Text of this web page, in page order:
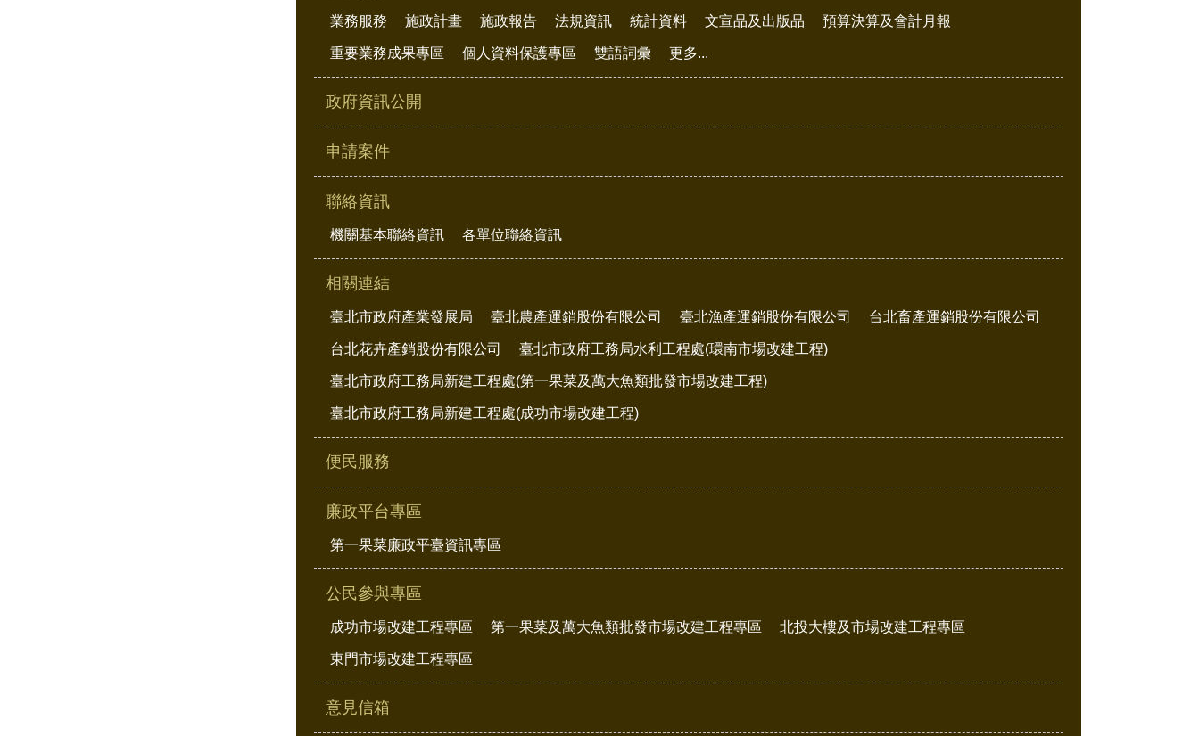
業務服務 施政計畫 施政報告 法規資訊 統計資料 文宣品及出版品 預算決算及會計月報
重要業務成果專區 個人資料保護專區 雙語詞彙 更多...
政府資訊公開
申請案件
聯絡資訊
機關基本聯絡資訊 各單位聯絡資訊
相關連結
臺北市政府產業發展局 臺北農產運銷股份有限公司 臺北漁產運銷股份有限公司 台北畜產運銷股份有限公司
台北花卉產銷股份有限公司 臺北市政府工務局水利工程處(環南市場改建工程)
臺北市政府工務局新建工程處(第一果菜及萬大魚類批發市場改建工程)
臺北市政府工務局新建工程處(成功市場改建工程)
便民服務
廉政平台專區
第一果菜廉政平臺資訊專區
公民參與專區
成功市場改建工程專區 第一果菜及萬大魚類批發市場改建工程專區 北投大樓及市場改建工程專區
東門市場改建工程專區
意見信箱